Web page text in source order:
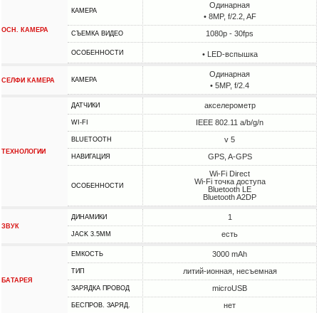
ОСН. КАМЕРА
КАМЕРА
Одинарная
• 8MP, f/2.2, AF
СЪЕМКА ВИДЕО 1080p - 30fps
ОСОБЕННОСТИ • LED-вспышка
СЕЛФИ КАМЕРА КАМЕРА
Одинарная
• 5MP, f/2.4
ТЕХНОЛОГИИ
ДАТЧИКИ акселерометр
WI-FI IEEE 802.11 a/b/g/n
BLUETOOTH v 5
НАВИГАЦИЯ GPS, A-GPS
ОСОБЕННОСТИ
Wi-Fi Direct
Wi-Fi точка доступа
Bluetooth LE
Bluetooth A2DP
ЗВУК
ДИНАМИКИ 1
JACK 3.5MM есть
БАТАРЕЯ
ЕМКОСТЬ 3000 mAh
ТИП литий-ионная, несъемная
ЗАРЯДКА ПРОВОД microUSB
БЕСПРОВ. ЗАРЯД. нет